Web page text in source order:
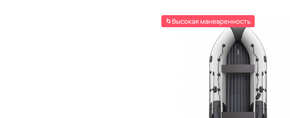
🌀Высокая маневренность